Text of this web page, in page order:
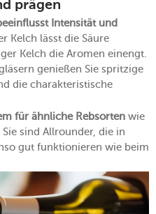
prägen
Intensität und
Kelch lässt die Säure
Kelch die Aromen einengt.
genießen Sie spritzige
die charakteristische
für ähnliche Rebsorten wie
sind Allrounder, die in
gut funktionieren wie beim